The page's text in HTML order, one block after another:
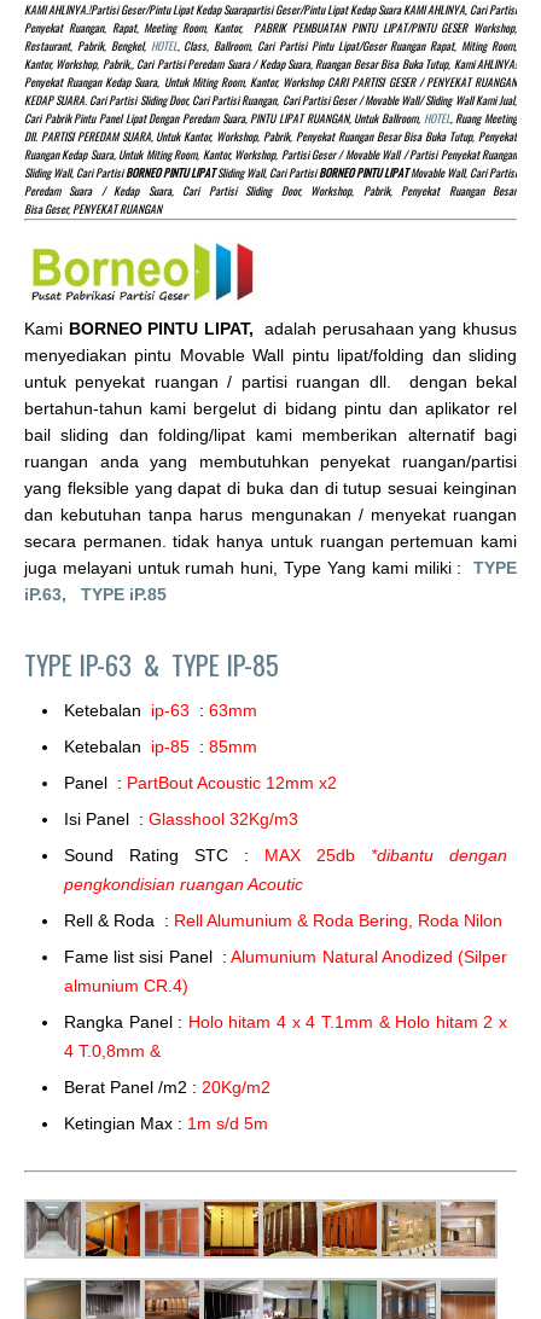
KAMI AHLINYA.!partisi Geser/pintu Lipat Kedap Suarapartisi Geser/pintu Lipat Kedap Suara KAMI AHLINYA, Cari Partisi
Penyekat Ruangan, Rapat, Meeting Room, Kantor, PABRIK PEMBUATAN PINTU LIPAT/PINTU GESER Workshop,
Restaurant, Pabrik, Bengkel, HOTEL, Class, Ballroom, Cari Partisi Pintu Lipat/Geser Ruangan Rapat, Miting Room,
Kantor, Workshop, Pabrik,, Cari Partisi Peredam Suara / Kedap Suara, Ruangan Besar Bisa Buka Tutup, Kami AHLINYA!
Penyekat Ruangan Kedap Suara, Untuk Miting Room, Kantor, Workshop CARI PARTISI GESER / PENYEKAT RUANGAN
KEDAP SUARA. Cari Partisi Sliding Door, Cari Partisi Ruangan, Cari Partisi Geser / Movable Wall/ Sliding Wall Kami Jual,
Cari Pabrik Pintu Panel Lipat Dengan Peredam Suara, PINTU LIPAT RUANGAN, Untuk Ballroom, HOTEL, Ruang Meeting
Dll. PARTISI PEREDAM SUARA, Untuk Kantor, Workshop, Pabrik, Penyekat Ruangan Besar Bisa Buka Tutup, Penyekat
Ruangan Kedap Suara, Untuk Miting Room, Kantor, Workshop, Partisi Geser / Movable Wall / Partisi Penyekat Ruangan
Sliding Wall, Cari PartisiBORNEO PINTU LIPATSliding Wall, Cari PartisiBORNEO PINTU LIPATMovable Wall, Cari Partisi
Peredam Suara / Kedap Suara, Cari Partisi Sliding Door, Workshop, Pabrik, Penyekat Ruangan Besar
Bisa Geser, PENYEKAT RUANGAN
Kami BORNEO PINTU LIPAT, adalah perusahaan yang khusus
menyediakan pintu Movable Wall pintu lipat/folding dan sliding
untuk penyekat ruangan / partisi ruangan dll. dengan bekal
bertahun-tahun kami bergelut di bidang pintu dan aplikator rel
bail sliding dan folding/lipat kami memberikan alternatif bagi
ruangan anda yang membutuhkan penyekat ruangan/partisi
yang fleksible yang dapat di buka dan di tutup sesuai keinginan
dan kebutuhan tanpa harus mengunakan / menyekat ruangan
secara permanen. tidak hanya untuk ruangan pertemuan kami
juga melayani untuk rumah huni, Type Yang kami miliki : TYPE
iP.63, TYPE iP.85
TYPE IP-63 & TYPE IP-85
Ketebalan ip-63 : 63mm
Ketebalan ip-85 : 85mm
Panel : PartBout Acoustic 12mm x2
Isi Panel : Glasshool 32Kg/m3
Sound Rating STC : MAX 25db *dibantu dengan
pengkondisian ruangan Acoutic
Rell & Roda : Rell Alumunium & Roda Bering, Roda Nilon
Fame list sisi Panel :Alumunium Natural Anodized (Silper
almunium CR.4)
Rangka Panel : Holo hitam 4 x 4 T.1mm & Holo hitam 2 x
4 T.0,8mm &
Berat Panel /m2 : 20Kg/m2
Ketingian Max : 1m s/d 5m